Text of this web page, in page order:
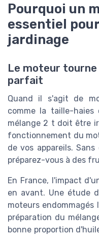
Pourquoi un
essentiel
jardinage
Le moteur tourne
parfait
Quand il s'agit de
comme la taille-haies
mélange 2 t doit être
fonctionnement du
de vos appareils.
préparez-vous à des
En France, l'impact
en avant. Une étude
moteurs endommagés
préparation du
bonne proportion